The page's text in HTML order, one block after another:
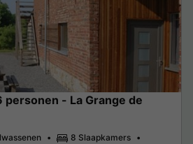
personen - La Grange de
8 Slaapkamers